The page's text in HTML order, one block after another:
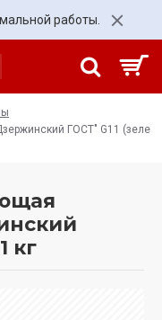
работы.
ГОСТ" G11 (зеле
кг